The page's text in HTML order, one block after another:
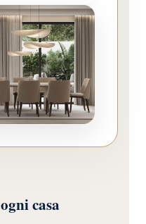
casa